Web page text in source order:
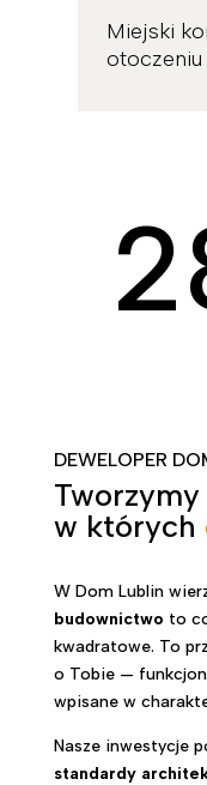
Miejski
otoczeniu
DEWELOPER
w których
W Dom Lublin
budownictwo to
kwadratowe. To
o Tobie —
wpisane w
Nasze inwestycje
standardy